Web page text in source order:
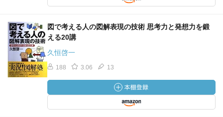
図で考える人の図解表現の技術 思考力と発想力を鍛
える20講
久恒啓一
188 3.06 13